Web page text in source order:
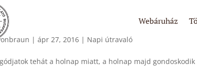
Webáruház
|ápr 27, 2016 | Napi útravaló
tehát a holnap miatt, a holnap majd